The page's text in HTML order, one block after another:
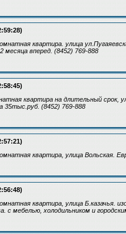
квартира. улица
месяца вперед. (8452) 769-888
квартира на длительный срок,
35тыс.руб. (8452) 769-888
квартира, улица Вольская.
квартира, улица Б.казачья.
с мебелью, холодильником и